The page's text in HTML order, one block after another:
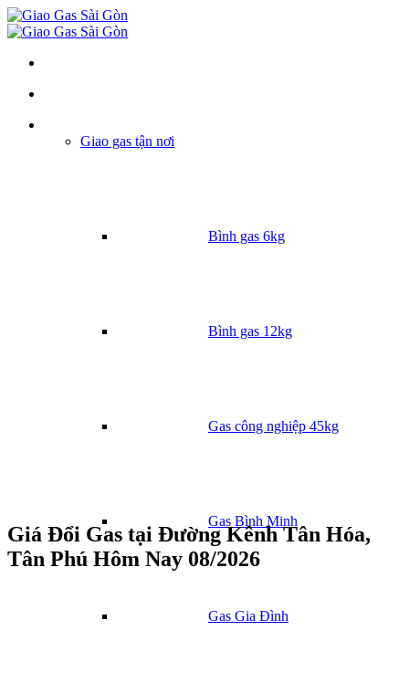
Giao gas tận nơi
Bình gas 6kg
Bình gas 12kg
Gas công nghiệp 45kg
Gas Bình Minh
Gas Gia Đình
Giá Đổi Gas tại Đường Kênh Tân Hóa,
Tân Phú Hôm Nay 08/2026